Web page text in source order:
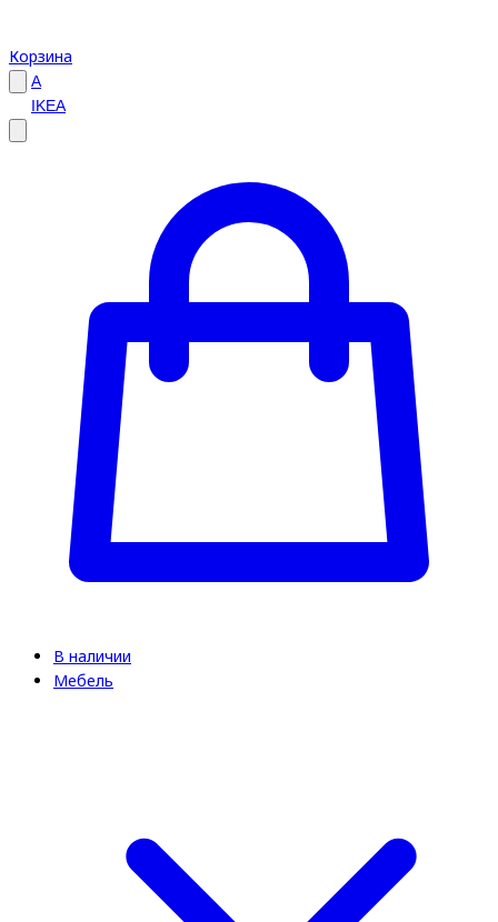
Корзина
A
IKEA
В наличии
Мебель